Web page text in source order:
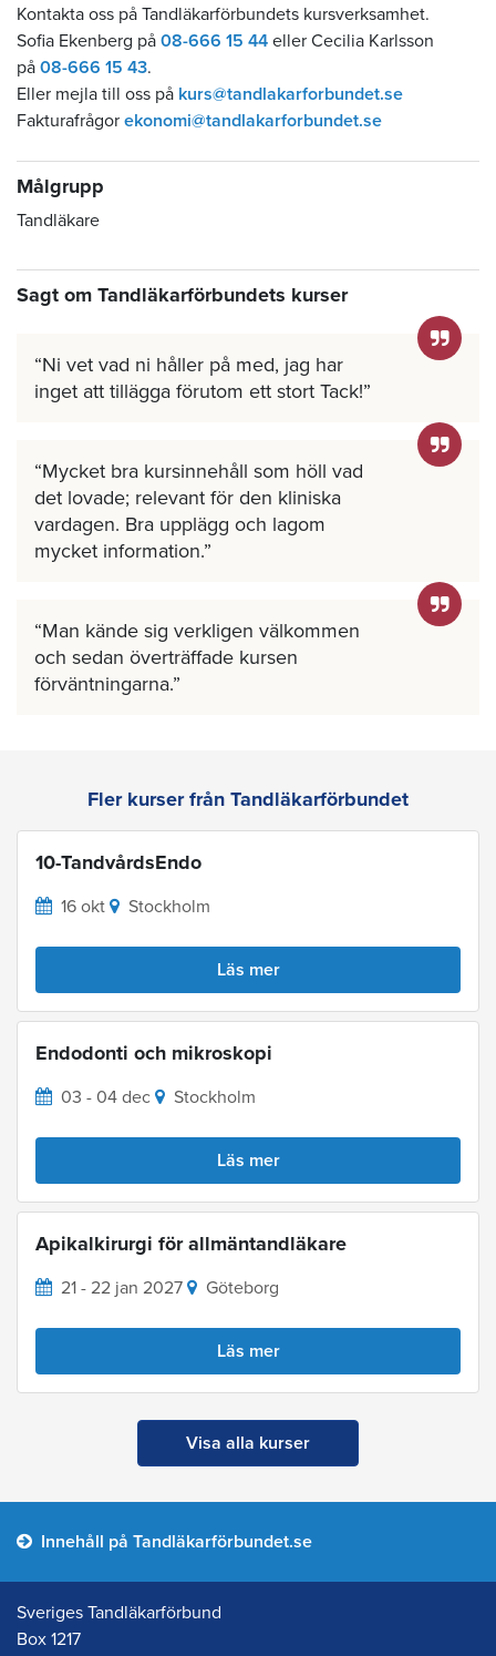
Kontakta oss på Tandläkarförbundets kursverksamhet.
Sofia Ekenberg på 08-666 15 44 eller Cecilia Karlsson
på 08-666 15 43.
Eller mejla till oss på kurs@tandlakarforbundet.se
Fakturafrågor ekonomi@tandlakarforbundet.se
Målgrupp
Tandläkare
Sagt om Tandläkarförbundets kurser
Ni vet vad ni håller på med, jag har
inget att tillägga förutom ett stort Tack!
Mycket bra kursinnehåll som höll vad
det lovade; relevant för den kliniska
vardagen. Bra upplägg och lagom
mycket information.
Man kände sig verkligen välkommen
och sedan överträffade kursen
förväntningarna.
Fler kurser från Tandläkarförbundet
10-TandvårdsEndo
16 okt Stockholm
Läs mer
Endodonti och mikroskopi
03 - 04 dec Stockholm
Läs mer
Apikalkirurgi för allmäntandläkare
21 - 22 jan 2027 Göteborg
Läs mer
Visa alla kurser
Innehåll på Tandläkarförbundet.se
Sveriges Tandläkarförbund
Box 1217